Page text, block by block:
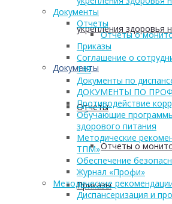
укрепления здоровья
Документы
Отчеты
Отчеты о
Приказы
Документы
Отчеты
Отчеты о
Приказы
Соглашение о
149
Документы по
ДОКУМЕНТЫ ПО
Противодействие
Обучающие
здорового питания
Методические
ТПМ»
Обеспечение
Журнал «Профи»
Методические
Диспансеризация и